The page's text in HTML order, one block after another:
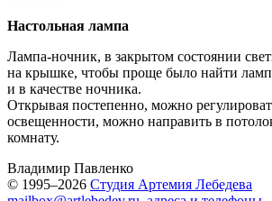
Настольная лампа
Лампа-ночник, в закрытом состоянии
на крышке, чтобы проще было найти
и в качестве ночника.
Открывая постепенно, можно
освещенности, можно направить в
комнату.
Владимир Павленко
© 1995–2026 Студия Артемия Лебедева